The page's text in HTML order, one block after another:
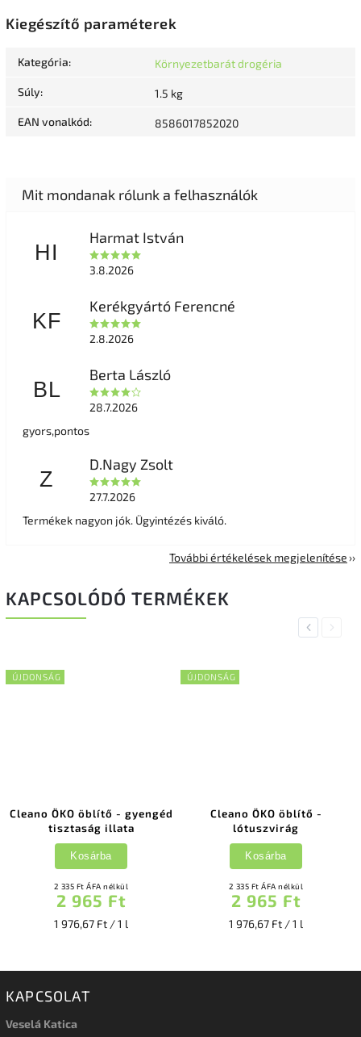
Kiegészítő paraméterek
Kategória: Környezetbarát drogéria
Súly: 1.5 kg
EAN vonalkód: 8586017852020
HI
Harmat István
3.8.2026
KF
Kerékgyártó Ferencné
2.8.2026
BL
Berta László
28.7.2026
gyors,pontos
Z
D.Nagy Zsolt
27.7.2026
Termékek nagyon jók. Ügyintézés kiváló.
További értékelések megjelenítése
KAPCSOLÓDÓ TERMÉKEK
Previous
ÚJDONSÁG
Cleano ÖKO öblítő - gyengéd
tisztaság illata
2 335 Ft ÁFA nélkül
2 965 Ft
1 976,67 Ft / 1 l
Kosárba
ÚJDONSÁG
Cleano ÖKO öblítő -
lótuszvirág
2 335 Ft ÁFA nélkül
2 965 Ft
1 976,67 Ft / 1 l
Kosárba
Next
KAPCSOLAT
Veselá Katica